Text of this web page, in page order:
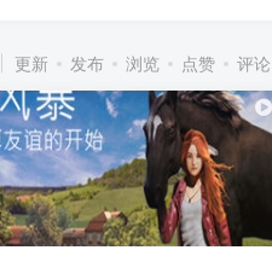
更新 发布 浏览 点赞 评论